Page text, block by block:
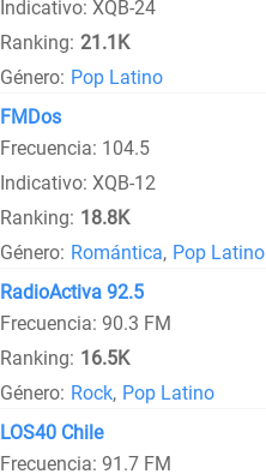
Indicativo: XQB-24
Ranking: 21.1K
Género: Pop Latino
FMDos
Frecuencia: 104.5
Indicativo: XQB-12
Ranking: 18.8K
Género: Romántica, Pop Latino
RadioActiva 92.5
Frecuencia: 90.3 FM
Ranking: 16.5K
Género: Rock, Pop Latino
LOS40 Chile
Frecuencia: 91.7 FM